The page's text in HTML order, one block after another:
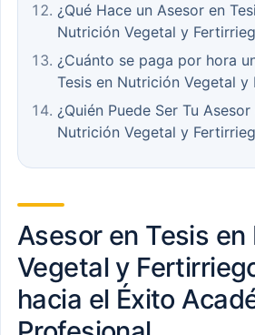
¿Qué Hace un Asesor en
Nutrición Vegetal y
¿Cuánto se paga por hora
Tesis en Nutrición Vegetal y
¿Quién Puede Ser Tu Asesor
Nutrición Vegetal y
Asesor en Tesis
Vegetal y
hacia el Éxito